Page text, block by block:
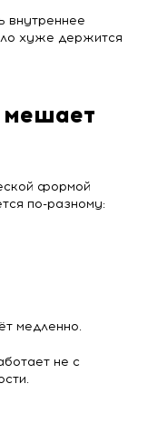
внутреннее
хуже держится
формой
по-разному:
медленно.
не с